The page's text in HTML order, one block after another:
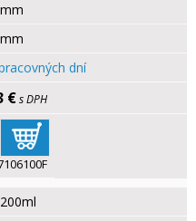
dní
€s DPH
200ml